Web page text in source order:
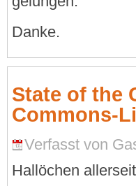
Danke.
State of the
Commons-
Verfasst von
Hallöchen